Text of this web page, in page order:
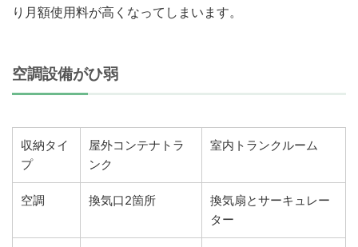
り月額使用料が高くなってしまいます。
空調設備がひ弱
収納タイ
プ
屋外コンテナトラ
ンク
室内トランクルーム
空調 換気口2箇所
換気扇とサーキュレー
ター